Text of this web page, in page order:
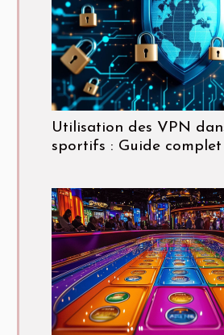
Utilisation des VPN
sportifs : Guide complet